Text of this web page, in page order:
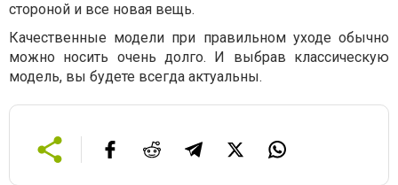
стороной и все новая вещь.
Качественные модели при правильном уходе обычно
можно носить очень долго. И выбрав классическую
модель, вы будете всегда актуальны.